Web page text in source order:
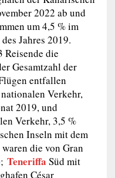
2022 ab und
um 4,5 % im
Jahres 2019.
Reisende die
Gesamtzahl der
entfallen
Verkehr,
2019, und
Verkehr, 3,5 %
Inseln mit dem
die von Gran
Teneriffa Süd mit
César